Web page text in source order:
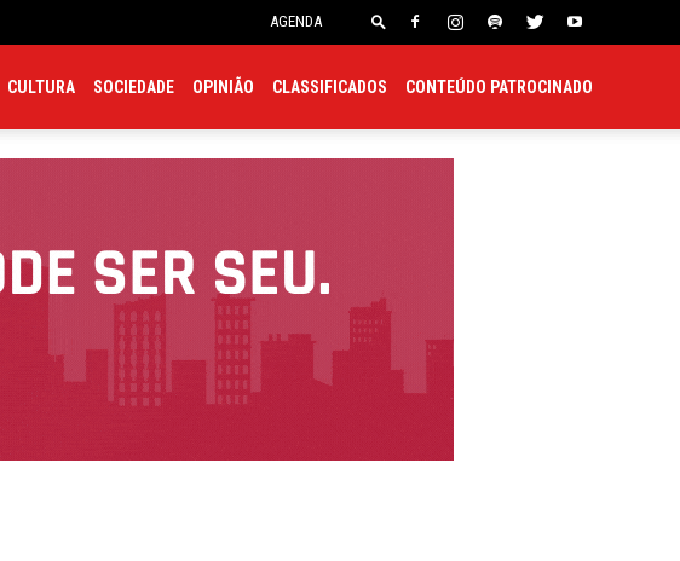
AGENDA
CULTURA SOCIEDADE OPINIÃO CLASSIFICADOS CONTEÚDO PATROCINADO